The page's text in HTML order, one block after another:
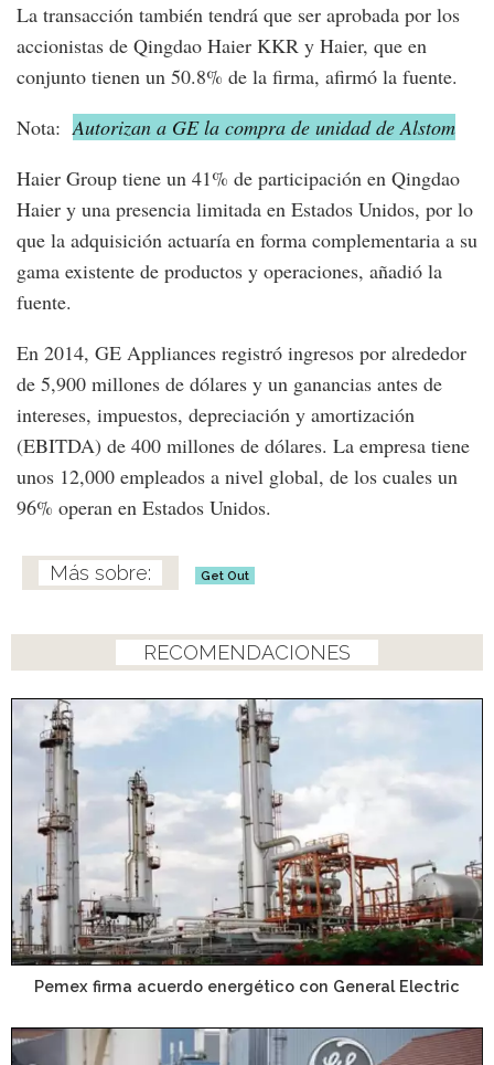
La transacción también tendrá que ser aprobada por los
accionistas de Qingdao Haier KKR y Haier, que en
conjunto tienen un 50.8% de la firma, afirmó la fuente.
Nota: Autorizan a GE la compra de unidad de Alstom
Haier Group tiene un 41% de participación en Qingdao
Haier y una presencia limitada en Estados Unidos, por lo
que la adquisición actuaría en forma complementaria a su
gama existente de productos y operaciones, añadió la
fuente.
En 2014, GE Appliances registró ingresos por alrededor
de 5,900 millones de dólares y un ganancias antes de
intereses, impuestos, depreciación y amortización
(EBITDA) de 400 millones de dólares. La empresa tiene
unos 12,000 empleados a nivel global, de los cuales un
96% operan en Estados Unidos.
Get Out
RECOMENDACIONES
Pemex firma acuerdo energético con General Electric